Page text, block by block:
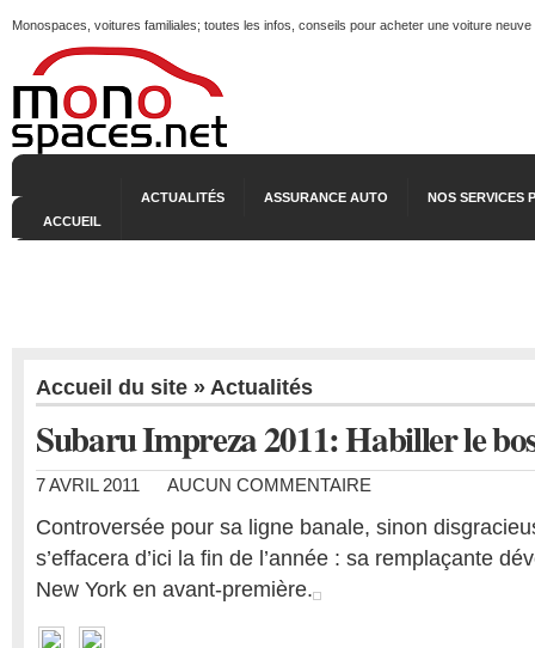
Monospaces, voitures familiales; toutes les infos, conseils pour acheter une voiture
ACCUEIL
ACTUALITÉS ASSURANCE AUTO NOS SERVICES
Accueil du site » Actualités
Subaru Impreza 2011: Habiller le
7 AVRIL 2011 AUCUN COMMENTAIRE
Controversée pour sa ligne banale, sinon
s’effacera d’ici la fin de l’année : sa remplaçante
New York en avant-première.